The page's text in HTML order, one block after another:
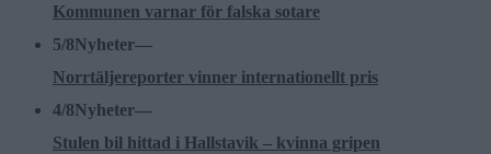
Kommunen varnar för falska sotare
5/8Nyheter—
Norrtäljereporter vinner internationellt pris
4/8Nyheter—
Stulen bil hittad i Hallstavik – kvinna gripen